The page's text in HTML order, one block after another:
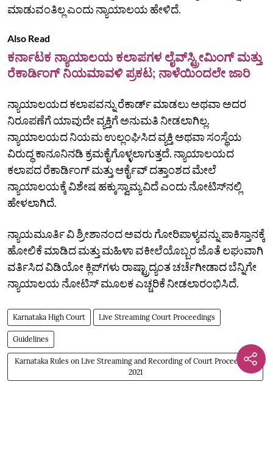
ಮಾಡುವಂತಿಲ್ಲ ಎಂದು ನ್ಯಾಯಾಲಯ ಹೇಳಿದೆ.
Also Read
ಕರ್ನಾಟಕ ನ್ಯಾಯಾಲಯ ಕಲಾಪಗಳ ಲೈವ್‌ಸ್ಟ್ರೀಮಿಂಗ್‌ ಮತ್ತು
ರೆಕಾರ್ಡಿಂಗ್‌ ನಿಯಮಾವಳಿ ಪ್ರಕಟ; ನಾಳೆಯಿಂದಲೇ ಜಾರಿ
ನ್ಯಾಯಾಲಯದ ಕಲಾಪವನ್ನು ರೆಕಾರ್ಡ್‌ ಮಾಡಲು ಅಥವಾ ಅದರ
ನಿರೂಪಣೆಗೆ ಯಾವುದೇ ವ್ಯಕ್ತಿಗೆ ಅನುಮತಿ ನೀಡಲಾಗಿಲ್ಲ.
ನ್ಯಾಯಾಲಯದ ನಿಯಮ ಉಲ್ಲಂಘಿಸಿದ ವ್ಯಕ್ತಿ ಅಥವಾ ಸಂಸ್ಥೆಯ
ವಿರುದ್ಧ ಕಾನೂನಿನಡಿ ಕ್ರಮಕೈಗೊಳ್ಳಲಾಗುತ್ತದೆ. ನ್ಯಾಯಾಲಯದ
ಕಲಾಪದ ರೆಕಾರ್ಡಿಂಗ್‌ ಮತ್ತು ಆರ್ಕೈವ್‌ ದತ್ತಾಂಶದ ಮೇಲೆ
ನ್ಯಾಯಾಲಯಕ್ಕೆ ವಿಶೇಷ ಹಕ್ಕುಸ್ವಾಮ್ಯವಿದೆ ಎಂದು ನೋಟಿಸ್‌ನಲ್ಲಿ
ಹೇಳಲಾಗಿದೆ.
ನ್ಯಾಯಮೂರ್ತಿ ವಿ ಶ್ರೀಶಾನಂದ ಅವರು ಗೋರಿಪಾಳ್ಯವನ್ನು ಪಾಕಿಸ್ತಾನಕ್ಕೆ
ಹೋಲಿಕೆ ಮಾಡಿದ ಮತ್ತು ಮಹಿಳಾ ವಕೀಲೆಯೊಬ್ಬರ ಜೊತೆ ಲಘುವಾಗಿ
ವರ್ತಿಸಿದ ವಿಡಿಯೋ ಕ್ಲಿಪ್‌ಗಳು ರಾಷ್ಟ್ರಾದ್ಯಂತ ಚರ್ಚೆಗೀಡಾದ ಬೆನ್ನಿಗೇ
ನ್ಯಾಯಾಲಯ ನೋಟಿಸ್‌ ಮೂಲಕ ಎಚ್ಚರಿಕೆ ನೀಡಲಾರಂಭಿಸಿದೆ.
Karnataka High Court Live Streaming Court Proceedings
Guidelines
Karnataka Rules on Live Streaming and Recording of Court Proceedings
2021